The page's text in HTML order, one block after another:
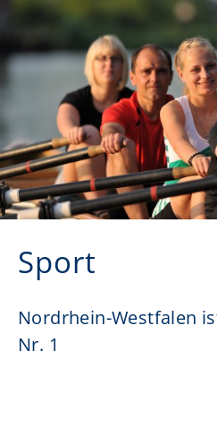
Sport
Nordrhein-Westfalen
Nr. 1